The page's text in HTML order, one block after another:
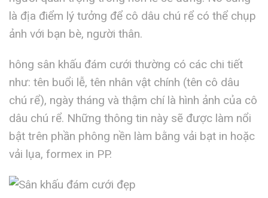
là địa điểm lý tưởng để cô dâu chú rể có thể chụp
ảnh với bạn bè, người thân.
hông sân khấu đám cưới thường có các chi tiết
như: tên buổi lễ, tên nhân vật chính (tên cô dâu
chú rể), ngày tháng và thậm chí là hình ảnh của cô
dâu chú rể. Những thông tin này sẽ được làm nổi
bật trên phần phông nền làm bằng vải bạt in hoặc
vải lụa, formex in PP.